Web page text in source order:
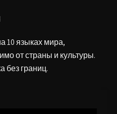
10 языках мира,
от страны и культуры.
без границ.